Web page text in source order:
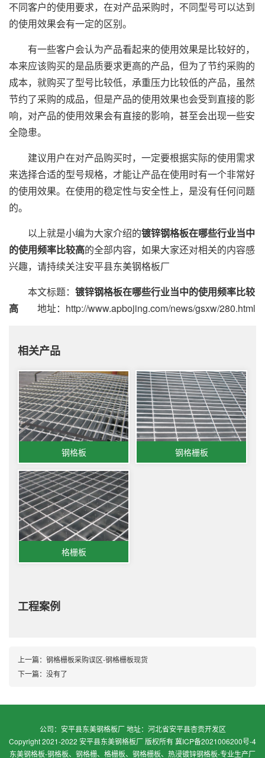
不同客户的使用要求，在对产品采购时，不同型号可以达到
的使用效果会有一定的区别。
有一些客户会认为产品看起来的使用效果是比较好的，
本来应该购买的是品质要求更高的产品，但为了节约采购的
成本，就购买了型号比较低，承重压力比较低的产品，虽然
节约了采购的成品，但是产品的使用效果也会受到直接的影
响，对产品的使用效果会有直接的影响，甚至会出现一些安
全隐患。
建议用户在对产品购买时，一定要根据实际的使用需求
来选择合适的型号规格，才能让产品在使用时有一个非常好
的使用效果。在使用的稳定性与安全性上，是没有任何问题
的。
以上就是小编为大家介绍的镀锌钢格板在哪些行业当中
的使用频率比较高的全部内容，如果大家还对相关的内容感
兴趣，请持续关注安平县东美钢格板厂
本文标题： 镀锌钢格板在哪些行业当中的使用频率比较
高 地址：http://www.apbojing.com/news/gsxw/280.html
相关产品
钢格板 钢格栅板
格栅板
工程案例
上一篇： 钢格栅板采购误区-钢格栅板现货
下一篇：没有了
公司：安平县东美钢格板厂 地址：河北省安平县杏贡开发区
Copyright 2021-2022 安平县东美钢格板厂 版权所有冀ICP备2021006200号-4
东美钢格板-钢格板、钢格栅、格栅板、钢格栅板、热浸镀锌钢格板-专业生产厂